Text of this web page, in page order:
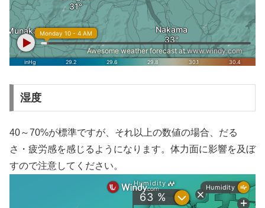
湿度
40～70%が標準ですが、それ以上の数値の場合、だる
さ・疲労感を感じるようになります。体力面に影響を及ぼ
すので注意してください。